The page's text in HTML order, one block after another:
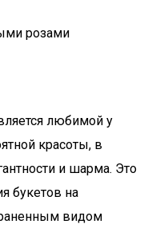
любимой у
красоты, в
и шарма. Это
букетов на
видом